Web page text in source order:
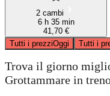
2 cambi
6 h 35 min
41,70 €
Tutti i prezziOggi Tutti i
Trova il giorno
Grottammare in